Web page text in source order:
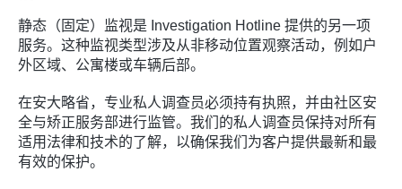
静态（固定）监视是 Investigation Hotline 提供的另一项
服务。这种监视类型涉及从非移动位置观察活动，例如户
外区域、公寓楼或车辆后部。
在安大略省，专业私人调查员必须持有执照，并由社区安
全与矫正服务部进行监管。我们的私人调查员保持对所有
适用法律和技术的了解，以确保我们为客户提供最新和最
有效的保护。